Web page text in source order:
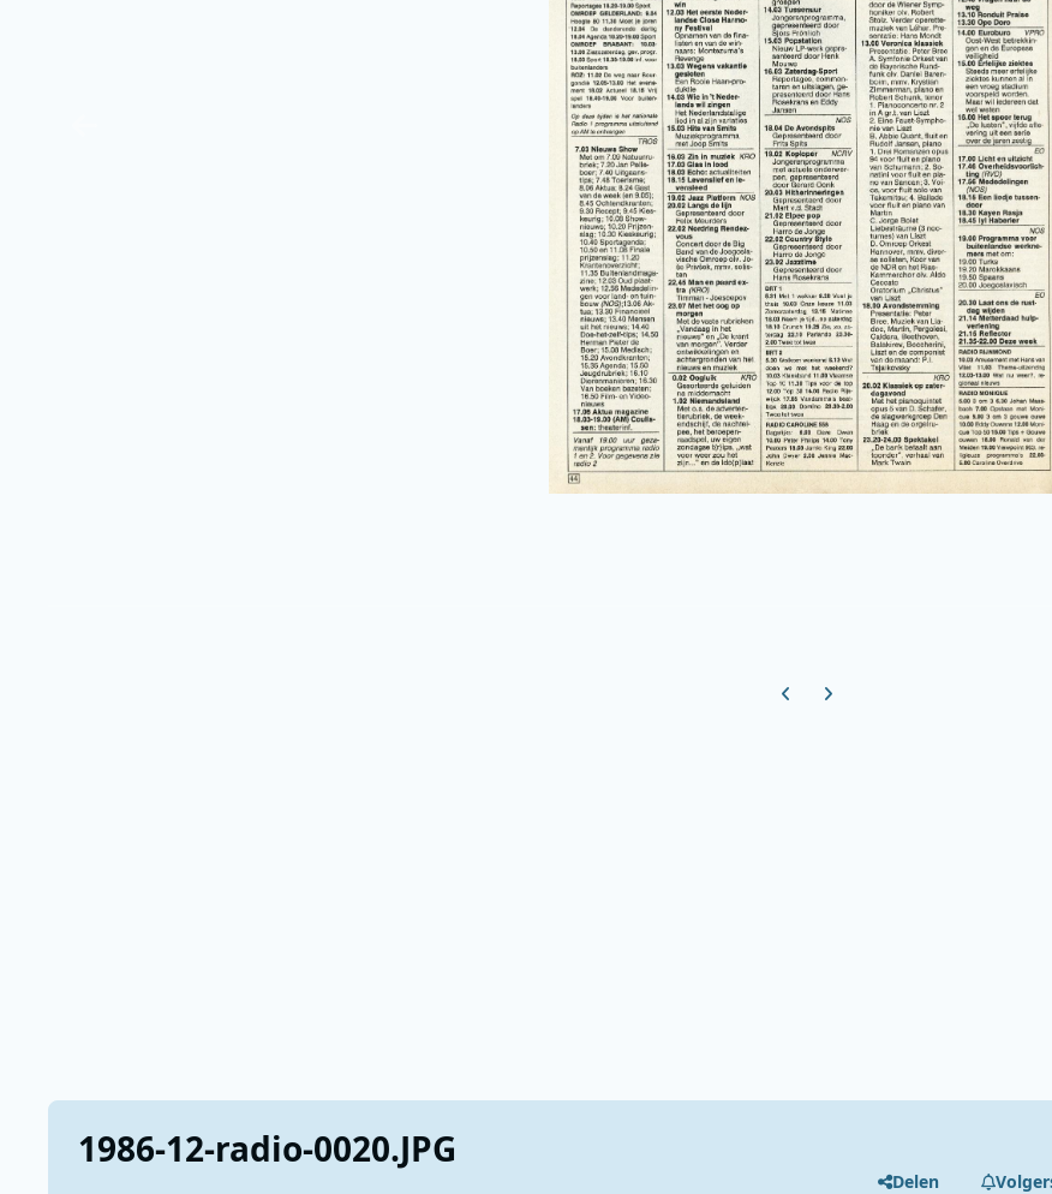
Previous carousel slide
Next carousel slide
1986-12-radio-0020.JPG
Delen